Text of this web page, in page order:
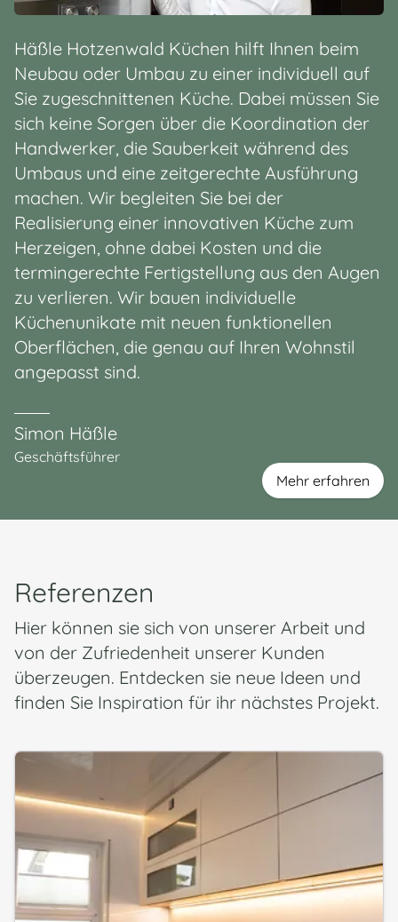
Häßle Hotzenwald Küchen hilft Ihnen beim
Neubau oder Umbau zu einer individuell auf
Sie zugeschnittenen Küche. Dabei müssen Sie
sich keine Sorgen über die Koordination der
Handwerker, die Sauberkeit während des
Umbaus und eine zeitgerechte Ausführung
machen. Wir begleiten Sie bei der
Realisierung einer innovativen Küche zum
Herzeigen, ohne dabei Kosten und die
termingerechte Fertigstellung aus den Augen
zu verlieren. Wir bauen individuelle
Küchenunikate mit neuen funktionellen
Oberflächen, die genau auf Ihren Wohnstil
angepasst sind.
Simon Häßle
Geschäftsführer
Mehr erfahren
Referenzen
Hier können sie sich von unserer Arbeit und
von der Zufriedenheit unserer Kunden
überzeugen. Entdecken sie neue Ideen und
finden Sie Inspiration für ihr nächstes Projekt.